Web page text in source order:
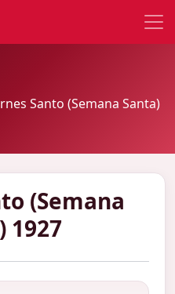
Santo (Semana Santa)
(Semana
1927